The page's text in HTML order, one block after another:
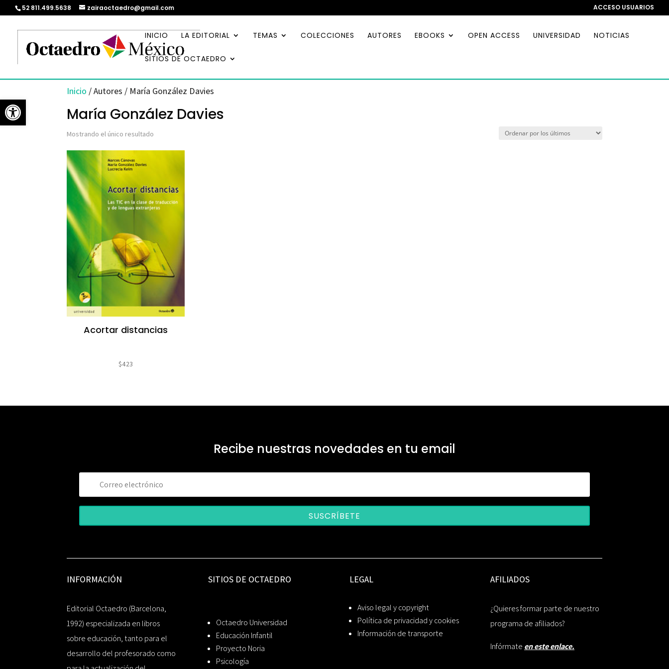
Abrir barra de herramientas
52 811.499.5638 zairaoctaedro@gmail.com ACCESO USUARIOS
INICIO LA EDITORIAL TEMAS COLECCIONES AUTORES EBOOKS OPEN ACCESS UNIVERSIDAD NOTICIAS
SITIOS DE OCTAEDRO
Inicio / Autores / María González Davies
María González Davies
Mostrando el único resultado
Acortar distancias
$423
Recibe nuestras novedades en tu email
SUSCRÍBETE
INFORMACIÓN
Editorial Octaedro (Barcelona,
1992) especializada en libros
sobre educación, tanto para el
desarrollo del profesorado como
SITIOS DE OCTAEDRO
Octaedro Universidad
Educación Infantil
Proyecto Noria
Psicología
LEGAL
Aviso legal y copyright
Política de privacidad y cookies
Información de transporte
AFILIADOS
¿Quieres formar parte de nuestro
programa de afiliados?
Infórmate en este enlace.